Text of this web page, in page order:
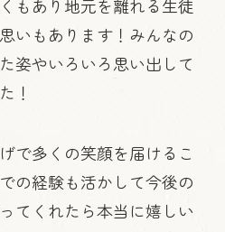
もあり地元を離れる生徒
いもあります！みんなの
姿やいろいろ思い出して
！
で多くの笑顔を届けるこ
の経験も活かして今後の
てくれたら本当に嬉しい